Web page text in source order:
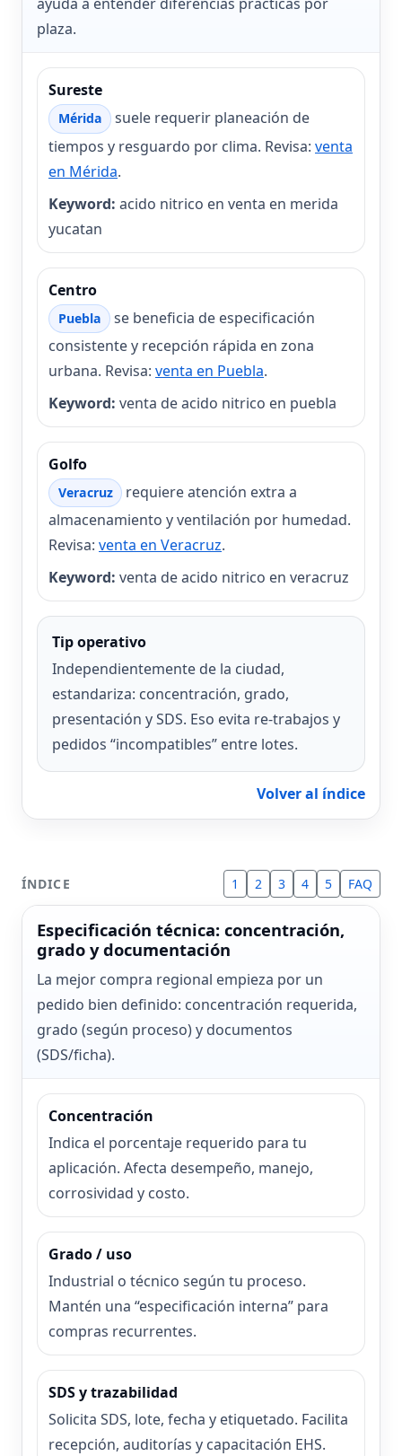
plaza.
Sureste
Mérida
suele requerir planeación de
tiempos y resguardo por clima. Revisa: venta
en Mérida.
Keyword: acido nitrico en venta en merida
yucatan
Centro
Puebla
se beneficia de especificación
consistente y recepción rápida en zona
urbana. Revisa: venta en Puebla.
Keyword: venta de acido nitrico en puebla
Golfo
Veracruz
requiere atención extra a
almacenamiento y ventilación por humedad.
Revisa: venta en Veracruz.
Keyword: venta de acido nitrico en veracruz
Tip operativo
Independientemente de la ciudad,
estandariza: concentración, grado,
presentación y SDS. Eso evita re-trabajos y
pedidos “incompatibles” entre lotes.
Volver al índice
ÍNDICE 1 2 3 4 5 FAQ
Especificación técnica: concentración,
grado y documentación
La mejor compra regional empieza por un
pedido bien definido: concentración requerida,
grado (según proceso) y documentos
(SDS/ficha).
Concentración
Indica el porcentaje requerido para tu
aplicación. Afecta desempeño, manejo,
corrosividad y costo.
Grado / uso
Industrial o técnico según tu proceso.
Mantén una “especificación interna” para
compras recurrentes.
SDS y trazabilidad
Solicita SDS, lote, fecha y etiquetado. Facilita
recepción, auditorías y capacitación EHS.